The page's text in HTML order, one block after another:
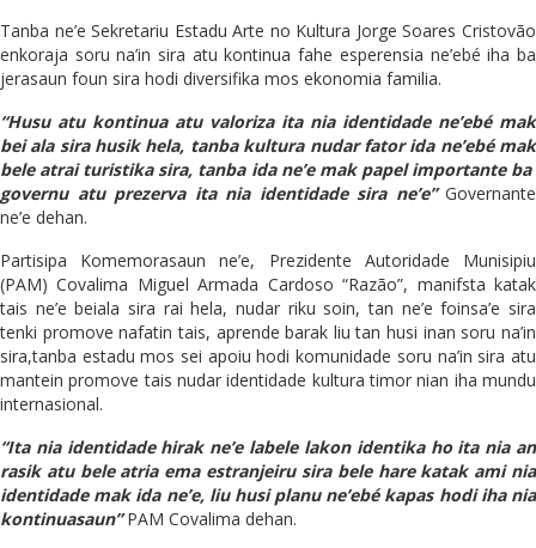
Tanba ne’e Sekretariu Estadu Arte no Kultura Jorge Soares Cristovão
enkoraja soru na’in sira atu kontinua fahe esperensia ne’ebé iha ba
jerasaun foun sira hodi diversifika mos ekonomia familia.
“Husu atu kontinua atu valoriza ita nia identidade ne’ebé mak
bei ala sira husik hela, tanba kultura nudar fator ida ne’ebé mak
bele atrai turistika sira, tanba ida ne’e mak papel importante ba
governu atu prezerva ita nia identidade sira ne’e”Governante
ne’e dehan.
Partisipa Komemorasaun ne’e, Prezidente Autoridade Munisipiu
(PAM) Covalima Miguel Armada Cardoso “Razão”, manifsta katak
tais ne’e beiala sira rai hela, nudar riku soin, tan ne’e foinsa’e sira
tenki promove nafatin tais, aprende barak liu tan husi inan soru na’in
sira,tanba estadu mos sei apoiu hodi komunidade soru na’in sira atu
mantein promove tais nudar identidade kultura timor nian iha mundu
internasional.
“Ita nia identidade hirak ne’e labele lakon identika ho ita nia an
rasik atu bele atria ema estranjeiru sira bele hare katak ami nia
identidade mak ida ne’e, liu husi planu ne’ebé kapas hodi iha nia
kontinuasaun”PAM Covalima dehan.